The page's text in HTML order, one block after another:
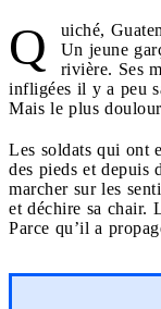
Q
uiché,
Un jeune
rivière. Ses
infligées il y a peu
Mais le plus
Les soldats qui ont
des pieds et depuis
marcher sur les
et déchire sa chair.
Parce qu’il a